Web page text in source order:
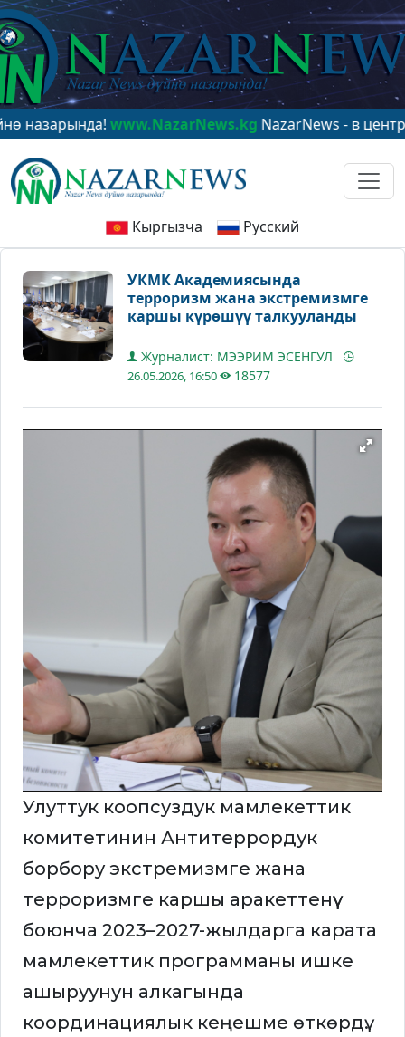
www.NazarNews.kgNazarNews - в центре
Кыргызча Русский
УКМК Академиясында
терроризм жана экстремизмге
каршы күрөшүү талкууланды
Журналист: МЭЭРИМ ЭСЕНГУЛ
26.05.2026, 16:50 18577
Улуттук коопсуздук мамлекеттик
комитетинин Антитеррордук
борбору экстремизмге жана
терроризмге каршы аракеттенүү
боюнча 2023–2027-жылдарга карата
мамлекеттик программаны ишке
ашыруунун алкагында
координациялык кеңешме өткөрдү.